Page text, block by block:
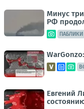
Минус
РФ
ПАБЛИКИ
Евгений